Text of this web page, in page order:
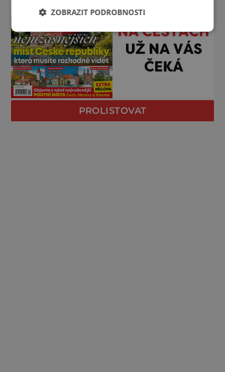
PROLISTOVAT
ZOBRAZIT PODROBNOSTI